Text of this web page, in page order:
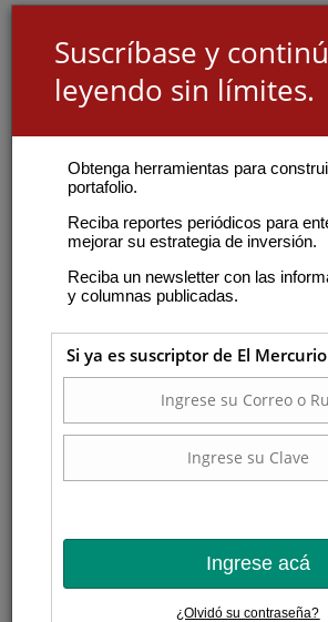
Suscríbase y
leyendo sin límites.
Obtenga herramientas para
portafolio.
Reciba reportes periódicos para
mejorar su estrategia de inversión.
Reciba un newsletter con las
y columnas publicadas.
Si ya es suscriptor de El
Ingrese acá
¿Olvidó su contraseña?